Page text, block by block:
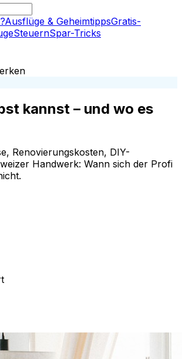
Ausflüge & GeheimtippsGratis-
SteuernSpar-Tricks
kannst – und wo es
Renovierungskosten, DIY-
Handwerk: Wann sich der Profi